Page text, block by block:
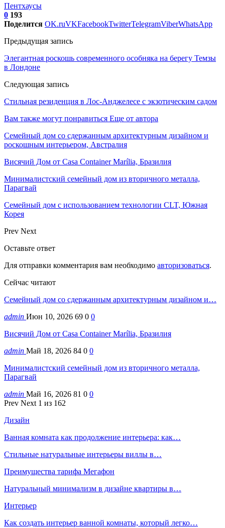
Пентхаусы
0 193
Поделится OK.ruVKFacebookTwitterTelegramViberWhatsApp
Предыдущая запись
Элегантная роскошь современного особняка на берегу Темзы
в Лондоне
Следующая запись
Стильная резиденция в Лос-Анджелесе с экзотическим садом
Вам также могут понравиться Еще от автора
Семейный дом со сдержанным архитектурным дизайном и
роскошным интерьером, Австралия
Висячий Дом от Casa Container Marília, Бразилия
Минималистский семейный дом из вторичного металла,
Парагвай
Семейный дом с использованием технологии CLT, Южная
Корея
Prev Next
Оставьте ответ
Для отправки комментария вам необходимо авторизоваться.
Сейчас читают
Семейный дом со сдержанным архитектурным дизайном и…
admin Июн 10, 2026 69 0 0
Висячий Дом от Casa Container Marília, Бразилия
admin Май 18, 2026 84 0 0
Минималистский семейный дом из вторичного металла,
Парагвай
admin Май 16, 2026 81 0 0
Prev Next 1 из 162
Дизайн
Ванная комната как продолжение интерьера: как…
Стильные натуральные интерьеры виллы в…
Преимущества тарифа Мегафон
Натуральный минимализм в дизайне квартиры в…
Интерьер
Как создать интерьер ванной комнаты, который легко…